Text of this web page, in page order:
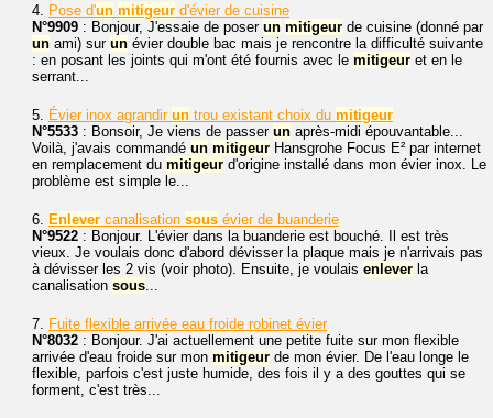
4. Pose d'un mitigeur d'évier de cuisine
N°9909 : Bonjour, J'essaie de poser un mitigeur de cuisine (donné par
un ami) sur un évier double bac mais je rencontre la difficulté suivante
: en posant les joints qui m'ont été fournis avec le mitigeur et en le
serrant...
5. Évier inox agrandir un trou existant choix du mitigeur
N°5533 : Bonsoir, Je viens de passer un après-midi épouvantable...
Voilà, j'avais commandé un mitigeur Hansgrohe Focus E² par internet
en remplacement du mitigeur d'origine installé dans mon évier inox. Le
problème est simple le...
6. Enlever canalisation sous évier de buanderie
N°9522 : Bonjour. L'évier dans la buanderie est bouché. Il est très
vieux. Je voulais donc d'abord dévisser la plaque mais je n'arrivais pas
à dévisser les 2 vis (voir photo). Ensuite, je voulais enlever la
canalisation sous
7.
Fuite flexible arrivée eau froide robinet évier
N°8032 : Bonjour. J'ai actuellement une petite fuite sur mon flexible
arrivée d'eau froide sur mon mitigeur de mon évier. De l'eau longe le
flexible, parfois c'est juste humide, des fois il y a des gouttes qui se
forment, c'est très...